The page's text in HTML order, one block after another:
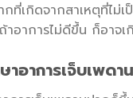
กที่เกิดจากสาเหตุที่ไม่
าอาการไม่ดีขึ้น ก็อาจ
าอาการเจ็บเพดา